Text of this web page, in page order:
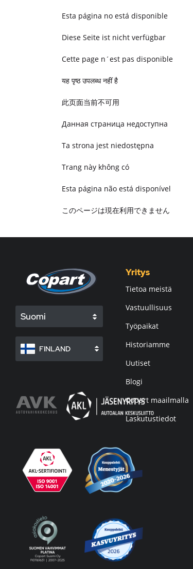
Esta página no está disponible
Diese Seite ist nicht verfügbar
Cette page n´est pas disponible
यह पृष्ठ उपलब्ध नहीं है
此页面当前不可用
Данная страница недоступна
Ta strona jest niedostępna
Trang này không có
Esta página não está disponível
このページは現在利用できません
Suomi
FINLAND
Yritys
Tietoa meistä
Vastuullisuus
Työpaikat
Historiamme
Uutiset
Blogi
Copart maailmalla
Laskutustiedot